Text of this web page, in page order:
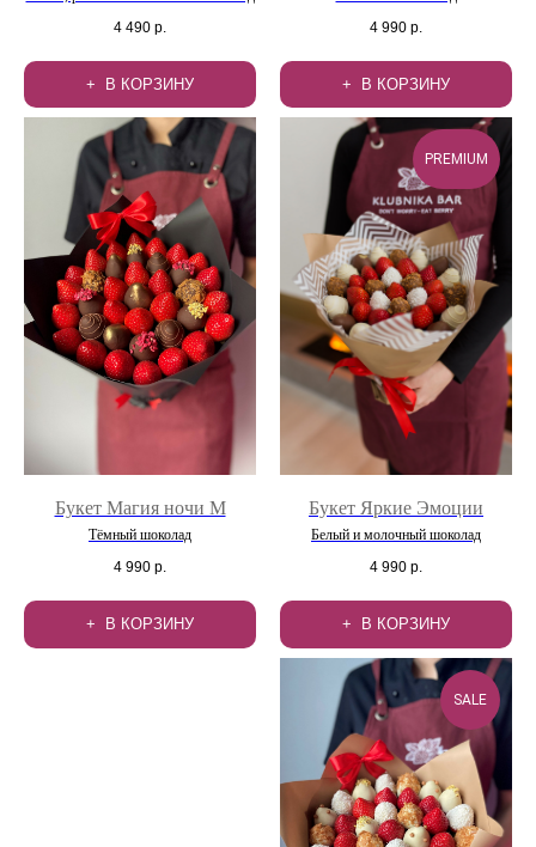
4 490 р.
В КОРЗИНУ
4 990 р.
В КОРЗИНУ
Букет Магия ночи М
Тёмный шоколад
4 990 р.
В КОРЗИНУ
PREMIUM
Букет Яркие Эмоции
Белый и молочный шоколад
4 990 р.
В КОРЗИНУ
SALE